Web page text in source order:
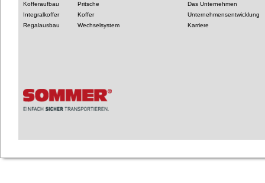
Kofferaufbau
Integralkoffer
Regalausbau
Pritsche
Koffer
Wechselsystem
Das Unternehmen
Unternehmensentwicklung
Karriere